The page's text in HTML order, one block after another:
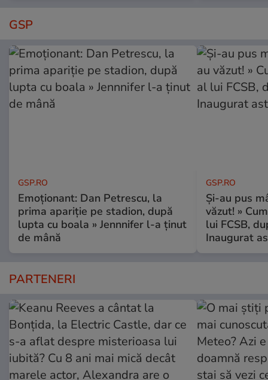
GSP
GSP.RO
Emoționant: Dan Petrescu, la
prima apariție pe stadion, după
lupta cu boala » Jennnifer l-a ținut
de mână
GSP.RO
Și-au pus
văzut! »
lui FCSB,
Inaugurat
PARTENERI